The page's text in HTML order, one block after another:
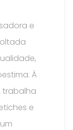
e
À
trabalha
e